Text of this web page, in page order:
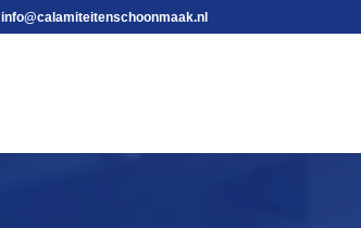
info@calamiteitenschoonmaak.nl